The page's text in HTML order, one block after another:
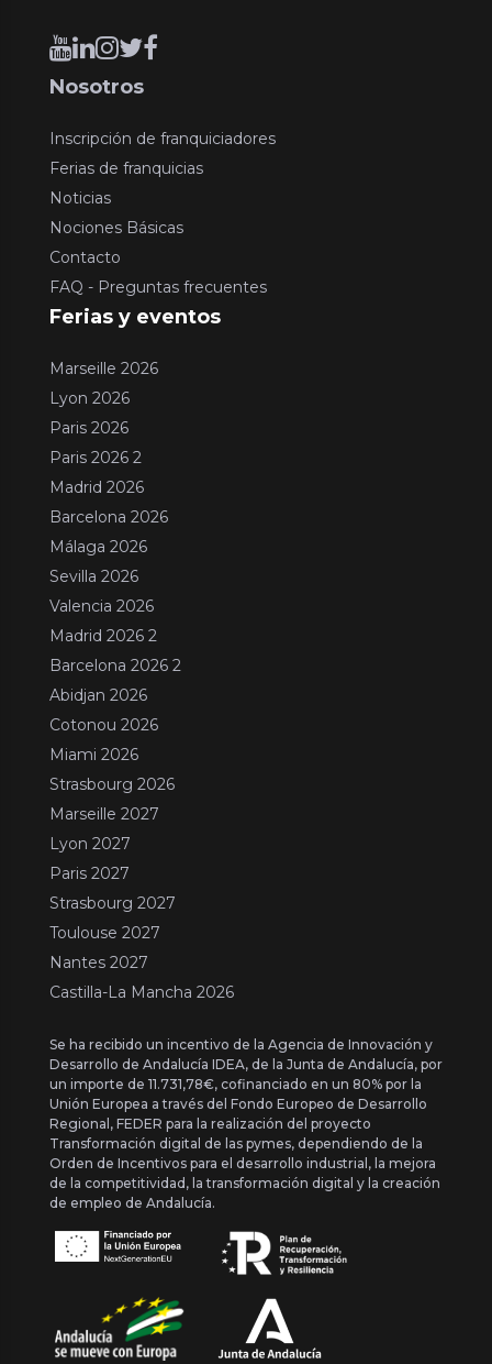
Nosotros
Inscripción de franquiciadores
Ferias de franquicias
Noticias
Nociones Básicas
Contacto
FAQ - Preguntas frecuentes
Ferias y eventos
Marseille 2026
Lyon 2026
Paris 2026
Paris 2026 2
Madrid 2026
Barcelona 2026
Málaga 2026
Sevilla 2026
Valencia 2026
Madrid 2026 2
Barcelona 2026 2
Abidjan 2026
Cotonou 2026
Miami 2026
Strasbourg 2026
Marseille 2027
Lyon 2027
Paris 2027
Strasbourg 2027
Toulouse 2027
Nantes 2027
Castilla-La Mancha 2026
Se ha recibido un incentivo de la Agencia de Innovación y
Desarrollo de Andalucía IDEA, de la Junta de Andalucía, por
un importe de 11.731,78€, cofinanciado en un 80% por la
Unión Europea a través del Fondo Europeo de Desarrollo
Regional, FEDER para la realización del proyecto
Transformación digital de las pymes, dependiendo de la
Orden de Incentivos para el desarrollo industrial, la mejora
de la competitividad, la transformación digital y la creación
de empleo de Andalucía.